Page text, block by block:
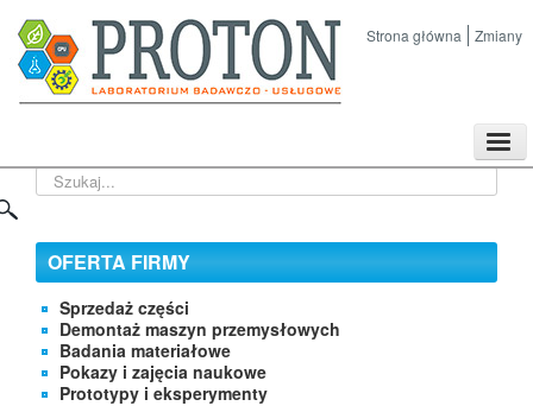
Strona główna Zmiany
Kontakt
Szukaj...
OFERTA FIRMY
Sprzedaż części
Demontaż maszyn przemysłowych
Badania materiałowe
Pokazy i zajęcia naukowe
Prototypy i eksperymenty